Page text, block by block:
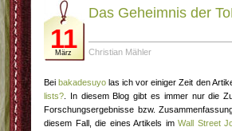
11
März
Das Geheimnis der
Christian Mähler
Bei bakadesuyo las ich vor einiger Zeit den
lists?. In diesem Blog gibt es immer nur die
Forschungsergebnisse bzw.
diesem Fall, die eines Artikels imWall Street